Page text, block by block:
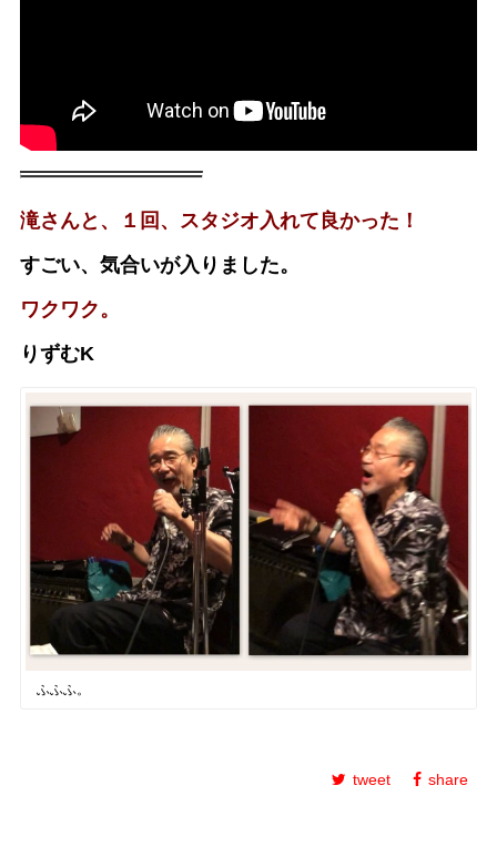
滝さんと、１回、スタジオ入れて良かった！
すごい、気合いが入りました。
ワクワク。
りずむK
ふふふ。
tweet share